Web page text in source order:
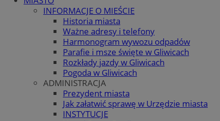
INFORMACJE O MIEŚCIE
Historia miasta
Ważne adresy i telefony
Harmonogram wywozu odpadów
Parafie i msze święte w Gliwicach
Rozkłady jazdy w Gliwicach
Pogoda w Gliwicach
ADMINISTRACJA
Prezydent miasta
Jak załatwić sprawę w Urzędzie miasta
INSTYTUCJE